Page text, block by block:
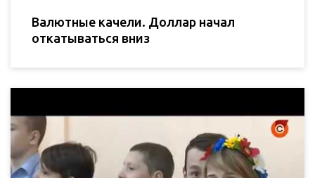
Валютные качели. Доллар начал
откатываться вниз